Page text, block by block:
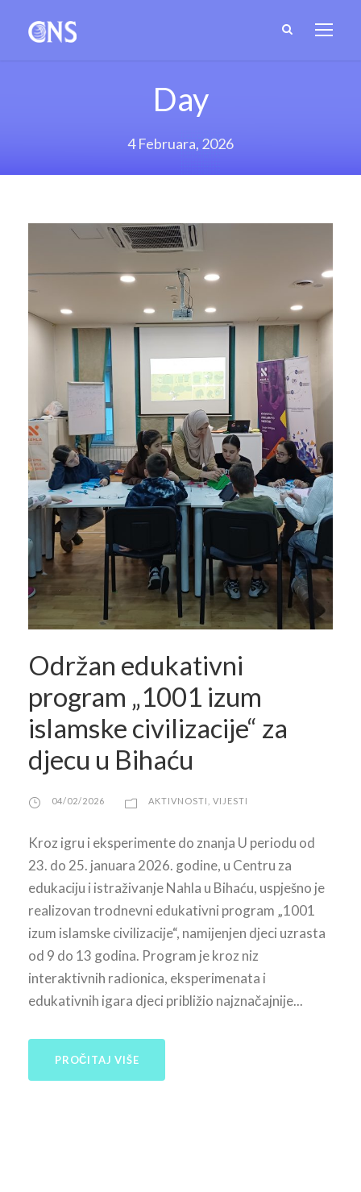
Day
4 Februara, 2026
Održan edukativni
program „1001 izum
islamske civilizacije“ za
djecu u Bihaću
04/02/2026 AKTIVNOSTI VIJESTI
Kroz igru i eksperimente do znanja U periodu od
23. do 25. januara 2026. godine, u Centru za
edukaciju i istraživanje Nahla u Bihaću, uspješno je
realizovan trodnevni edukativni program „1001
izum islamske civilizacije“, namijenjen djeci uzrasta
od 9 do 13 godina. Program je kroz niz
interaktivnih radionica, eksperimenata i
edukativnih igara djeci približio najznačajnije...
PROČITAJ VIŠE